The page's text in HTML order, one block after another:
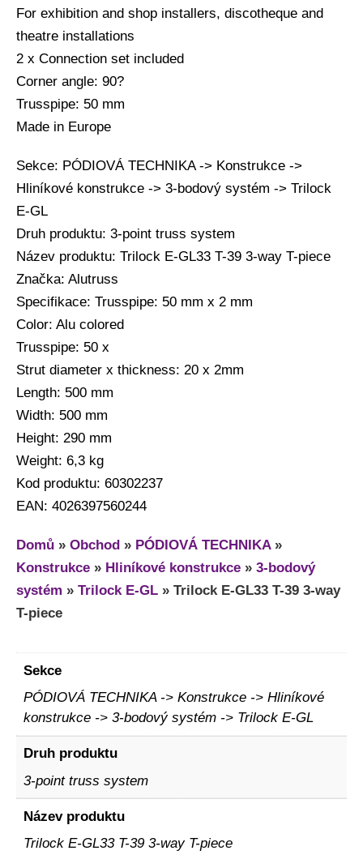
For exhibition and shop installers, discotheque and
theatre installations
2 x Connection set included
Corner angle: 90?
Trusspipe: 50 mm
Made in Europe
Sekce: PÓDIOVÁ TECHNIKA -> Konstrukce ->
Hliníkové konstrukce -> 3-bodový systém -> Trilock
E-GL
Druh produktu: 3-point truss system
Název produktu: Trilock E-GL33 T-39 3-way T-piece
Značka: Alutruss
Specifikace: Trusspipe: 50 mm x 2 mm
Color: Alu colored
Trusspipe: 50 x
Strut diameter x thickness: 20 x 2mm
Length: 500 mm
Width: 500 mm
Height: 290 mm
Weight: 6,3 kg
Kod produktu: 60302237
EAN: 4026397560244
Domů » Obchod » PÓDIOVÁ TECHNIKA»
Konstrukce » Hliníkové konstrukce » 3-bodový
systém » Trilock E-GL » Trilock E-GL33 T-39 3-way
T-piece
Sekce
PÓDIOVÁ TECHNIKA -> Konstrukce -> Hliníkové
konstrukce -> 3-bodový systém -> Trilock E-GL
Druh produktu
3-point truss system
Název produktu
Trilock E-GL33 T-39 3-way T-piece